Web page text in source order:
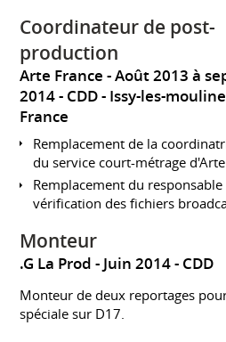
Coordinateur de post-
production
Arte France
Août 2013 à
2014 CDD
Issy-les-
France
Remplacement de la
du service court-métrage d'Arte
Remplacement du
vérification des fichiers
Monteur
.G La Prod Juin 2014 CDD
Monteur de deux reportages
spéciale sur D17.